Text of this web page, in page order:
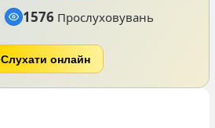
1576 Прослуховувань
Слухати онлайн